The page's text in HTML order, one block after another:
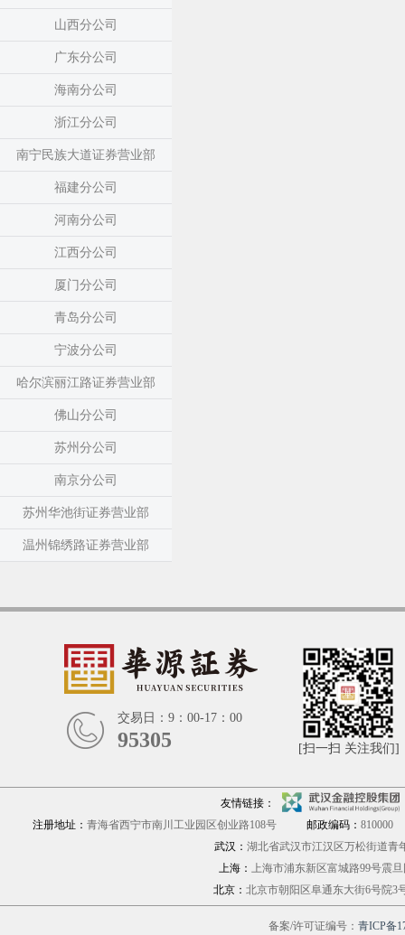
山西分公司
广东分公司
海南分公司
浙江分公司
南宁民族大道证券营业部
福建分公司
河南分公司
江西分公司
厦门分公司
青岛分公司
宁波分公司
哈尔滨丽江路证券营业部
佛山分公司
苏州分公司
南京分公司
苏州华池街证券营业部
温州锦绣路证券营业部
交易日：9：00-17：00
95305 [扫一扫 关注我们]
友情链接：
注册地址：青海省西宁市南川工业园区创业路108号 邮政编码：810000
武汉：湖北省武汉市江汉区万松街道
上海： 上海市浦东新区富城路
北京： 北京市朝阳区阜通东大街6号
备案/许可证编号：青ICP备